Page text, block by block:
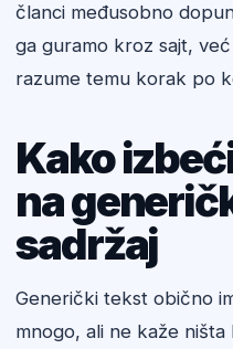
članci međusobno
ga guramo kroz sajt,
razume temu korak po
Kako
na
sadržaj
Generički tekst obično
mnogo, ali ne kaže